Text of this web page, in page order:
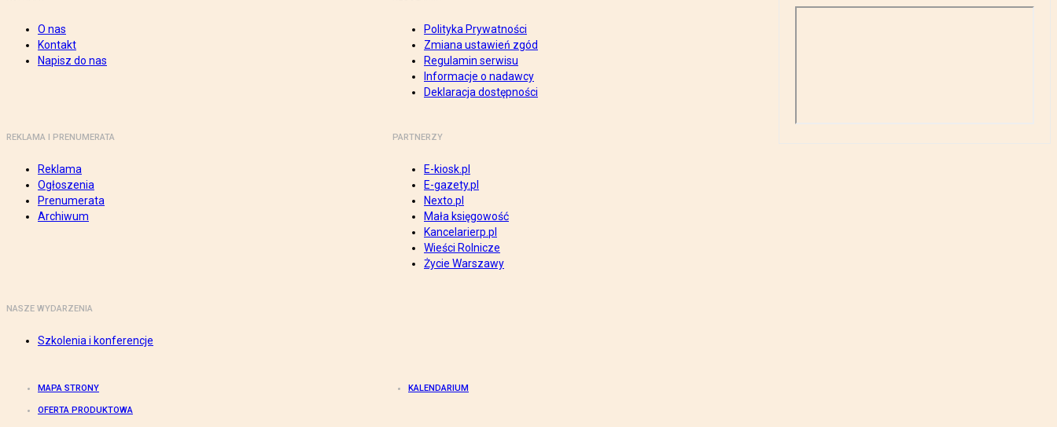
O nas
Kontakt
Napisz do nas
Polityka Prywatności
Zmiana ustawień zgód
Regulamin serwisu
Informacje o nadawcy
Deklaracja dostępności
REKLAMA I PRENUMERATA
Reklama
Ogłoszenia
Prenumerata
Archiwum
PARTNERZY
E-kiosk.pl
E-gazety.pl
Nexto.pl
Mała księgowość
Kancelarierp.pl
Wieści Rolnicze
Życie Warszawy
NASZE WYDARZENIA
Szkolenia i konferencje
MAPA STRONY KALENDARIUM
OFERTA PRODUKTOWA